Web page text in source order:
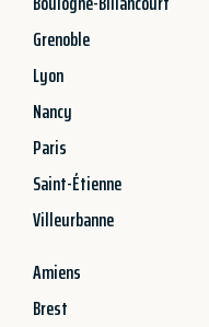
Grenoble
Lyon
Nancy
Paris
Saint-Étienne
Villeurbanne
Amiens
Brest